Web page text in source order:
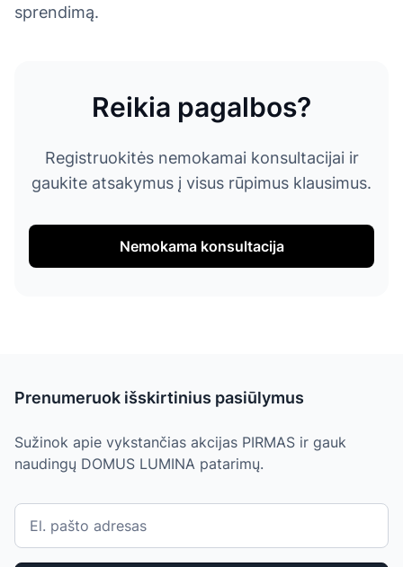
sprendimą.
Reikia pagalbos?
Registruokitės nemokamai konsultacijai ir
gaukite atsakymus į visus rūpimus klausimus.
Nemokama konsultacija
Prenumeruok išskirtinius pasiūlymus
Sužinok apie vykstančias akcijas PIRMAS ir gauk
naudingų DOMUS LUMINA patarimų.